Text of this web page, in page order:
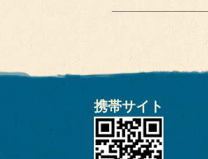
携帯サイト